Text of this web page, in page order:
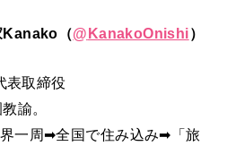
Kanako（@KanakoOnishi）
表取締役
諭。
一周➡全国で住み込み➡「旅